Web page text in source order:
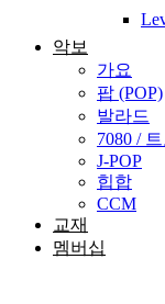
악보
가요
팝 (POP)
발라드
7080 /
J-POP
힙합
CCM
교재
멤버십